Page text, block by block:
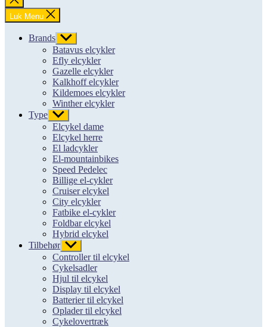
søgning
Luk Menu
Brands Vis
undermenu
Batavus elcykler
Efly elcykler
Gazelle elcykler
Kalkhoff elcykler
Kildemoes elcykler
Winther elcykler
Type Vis
undermenu
Elcykel dame
Elcykel herre
El ladcykler
El-mountainbikes
Speed Pedelec
Billige el-cykler
Cruiser elcykel
City elcykler
Fatbike el-cykler
Foldbar elcykel
Hybrid elcykel
Tilbehør Vis
undermenu
Controller til elcykel
Cykelsadler
Hjul til elcykel
Display til elcykel
Batterier til elcykel
Oplader til elcykel
Cykelovertræk